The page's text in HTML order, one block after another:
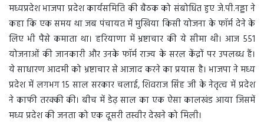
मध्यप्रदेश भाजपा प्रदेश कार्यसमिति की बैठक को संबोधित हुए जे.पी.नड्डा ने
कहा कि एक समय था जब पंचायत में मुखिया किसी योजना के फॉर्म देने के
लिए भी पैसे कमाता था। हरियाणा में भ्रष्टाचार की ये सीमा थी। आज 551
योजनाओं की जानकारी और उनके फॉर्म राज्य के सरल केंद्रों पर उपलब्ध हैं।
ये साधारण आदमी को भ्रष्टाचार से आजाद करने का प्रयास है। भाजपा ने मध्य
प्रदेश में लगभग 15 साल सरकार चलाई, शिवराज सिंह जी के नेतृत्व में प्रदेश
ने काफी तरक्की की। बीच में डेढ़ साल का एक ऐसा कालखंड आया जिसमें
मध्य प्रदेश की जनता को एक दूसरी तस्वीर देखने को मिली।